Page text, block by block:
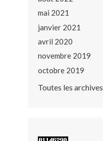
mai 2021
janvier 2021
avril 2020
novembre 2019
octobre 2019
Toutes les archives